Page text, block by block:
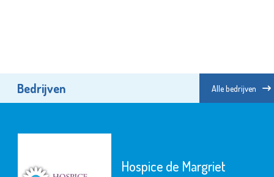
Bedrijven Alle bedrijven
Hospice de Margriet